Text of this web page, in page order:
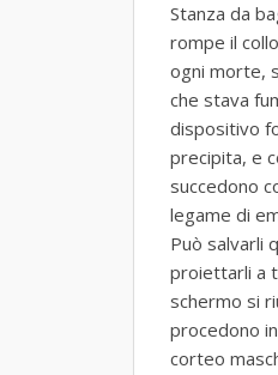
Stanza da
rompe il
ogni morte,
che stava
dispositivo
precipita, e
succedono
legame di
Può salvarli
proiettarli a
schermo si
procedono
corteo